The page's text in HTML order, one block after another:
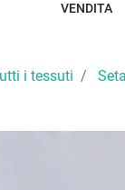
VENDITA
i tessuti Seta